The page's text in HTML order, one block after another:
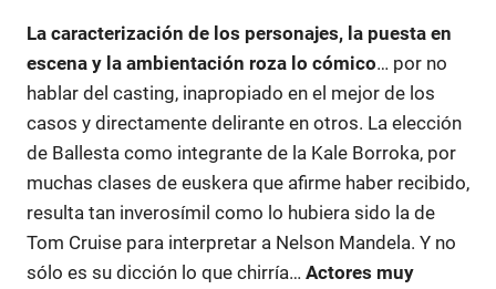
La caracterización de los personajes, la puesta en
escena y la ambientación roza lo cómico… por no
hablar del casting, inapropiado en el mejor de los
casos y directamente delirante en otros. La elección
de Ballesta como integrante de la Kale Borroka, por
muchas clases de euskera que afirme haber recibido,
resulta tan inverosímil como lo hubiera sido la de
Tom Cruise para interpretar a Nelson Mandela. Y no
sólo es su dicción lo que chirría… Actores muy